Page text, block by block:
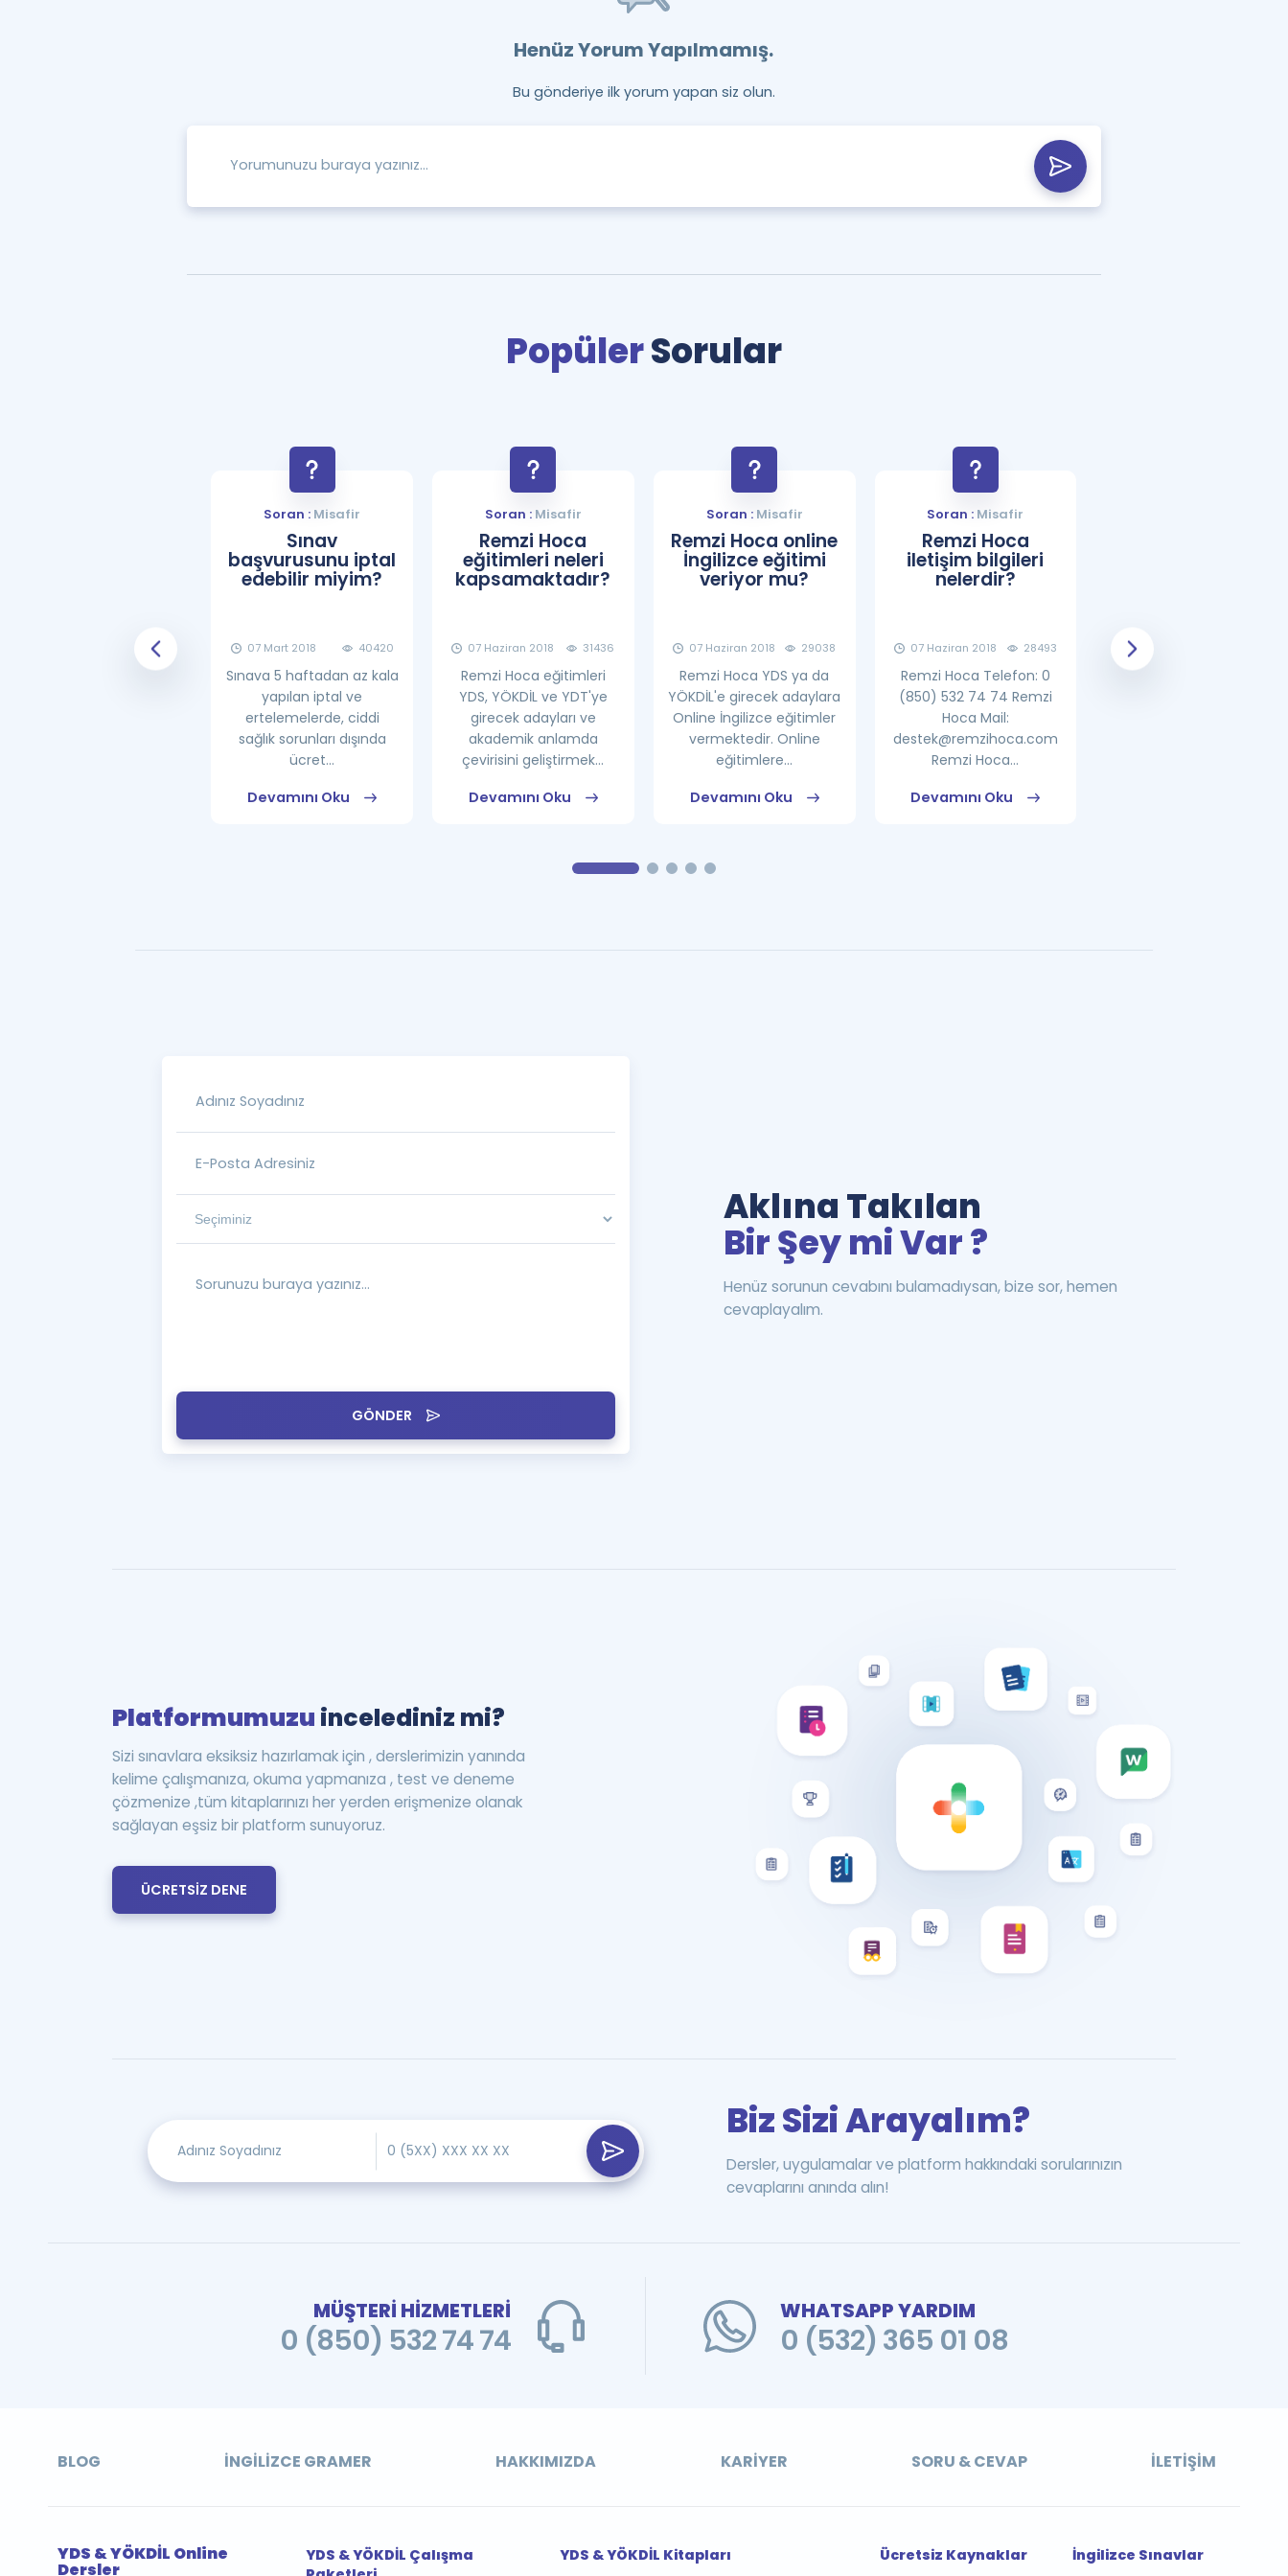
Henüz Yorum Yapılmamış.
Bu gönderiye ilk yorum yapan siz olun.
PopülerSorular
25860
Soran : Misafir
Sınav
başvurusunu iptal
edebilir miyim?
07 Mart 2018 40420
Sınava 5 haftadan az kala
yapılan iptal ve
ertelemelerde, ciddi
sağlık sorunları dışında
ücret...
Devamını Oku
Soran :Misafir
Remzi Hoca
eğitimleri neleri
kapsamaktadır?
07 Haziran 2018 31436
Remzi Hoca eğitimleri
YDS, YÖKDİL ve YDT'ye
girecek adayları ve
akademik anlamda
çevirisini geliştirmek...
Devamını Oku
Soran :Misafir
Remzi Hoca online
İngilizce eğitimi
veriyor mu?
07 Haziran 2018 29038
Remzi Hoca YDS ya da
YÖKDİL'e girecek adaylara
Online İngilizce eğitimler
vermektedir. Online
eğitimlere...
Devamını Oku
Soran : Misafir
Remzi Hoca
iletişim bilgileri
nelerdir?
07 Haziran 2018 28493
Remzi Hoca Telefon: 0
(850) 532 74 74 Remzi
Hoca Mail:
destek@remzihoca.com
Remzi Hoca...
Devamını Oku
08 Haziran 2018
GÖNDER
Aklına Takılan
Bir Şey mi Var ?
Henüz sorunun cevabını bulamadıysan, bize sor, hemen
cevaplayalım.
Platformumuzu incelediniz mi?
Sizi sınavlara eksiksiz hazırlamak için , derslerimizin yanında
kelime çalışmanıza, okuma yapmanıza , test ve deneme
çözmenize ,tüm kitaplarınızı her yerden erişmenize olanak
sağlayan eşsiz bir platform sunuyoruz.
ÜCRETSİZ DENE
Biz Sizi Arayalım?
Dersler, uygulamalar ve platform hakkındaki sorularınızın
cevaplarını anında alın!
MÜŞTERİ HİZMETLERİ
0 (850) 532 74 74
WHATSAPP YARDIM
0 (532) 365 01 08
BLOG İNGILIZCE GRAMER HAKKIMIZDA KARIYER SORU & CEVAP İLETIŞIM
YDS & YÖKDİL Online
Dersler
YDS & YÖKDİL Çalışma
YDS & YÖKDİL Kitapları Ücretsiz Kaynaklar İngilizce Sınavlar